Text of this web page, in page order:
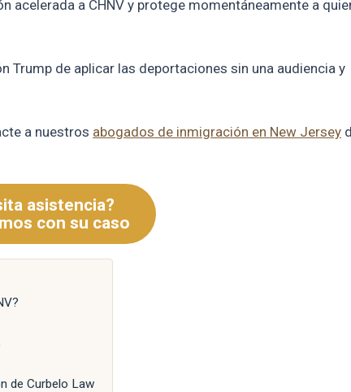
acelerada a CHNV y protege momentáneamente a
de aplicar las deportaciones sin una audiencia y
a nuestros abogados de inmigración en New Jersey
asistencia?
con su caso
de Curbelo Law